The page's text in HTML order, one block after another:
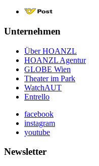
Unternehmen
Über HOANZL
HOANZL Agentur
GLOBE Wien
Theater im Park
WatchAUT
Entrello
facebook
instagram
youtube
Newsletter